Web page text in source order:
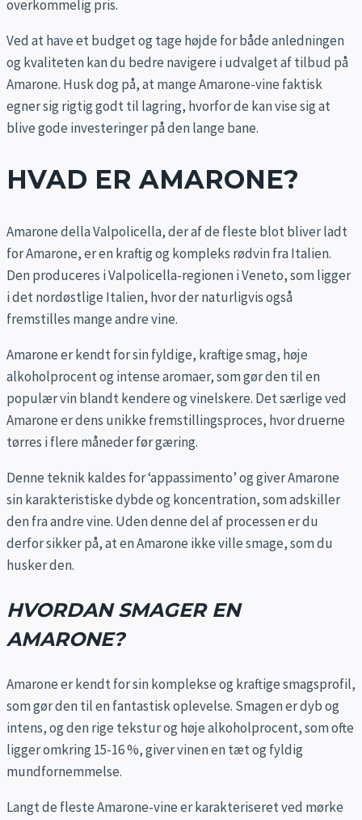
overkommelig pris.
Ved at have et budget og tage højde for både anledningen
og kvaliteten kan du bedre navigere i udvalget af tilbud på
Amarone. Husk dog på, at mange Amarone-vine faktisk
egner sig rigtig godt til lagring, hvorfor de kan vise sig at
blive gode investeringer på den lange bane.
HVAD ER AMARONE?
Amarone della Valpolicella, der af de fleste blot bliver ladt
for Amarone, er en kraftig og kompleks rødvin fra Italien.
Den produceres i Valpolicella-regionen i Veneto, som ligger
i det nordøstlige Italien, hvor der naturligvis også
fremstilles mange andre vine.
Amarone er kendt for sin fyldige, kraftige smag, høje
alkoholprocent og intense aromaer, som gør den til en
populær vin blandt kendere og vinelskere. Det særlige ved
Amarone er dens unikke fremstillingsproces, hvor druerne
tørres i flere måneder før gæring.
Denne teknik kaldes for ‘appassimento’ og giver Amarone
sin karakteristiske dybde og koncentration, som adskiller
den fra andre vine. Uden denne del af processen er du
derfor sikker på, at en Amarone ikke ville smage, som du
husker den.
HVORDAN SMAGER EN
AMARONE?
Amarone er kendt for sin komplekse og kraftige smagsprofil,
som gør den til en fantastisk oplevelse. Smagen er dyb og
intens, og den rige tekstur og høje alkoholprocent, som ofte
ligger omkring 15-16 %, giver vinen en tæt og fyldig
mundfornemmelse.
Langt de fleste Amarone-vine er karakteriseret ved mørke